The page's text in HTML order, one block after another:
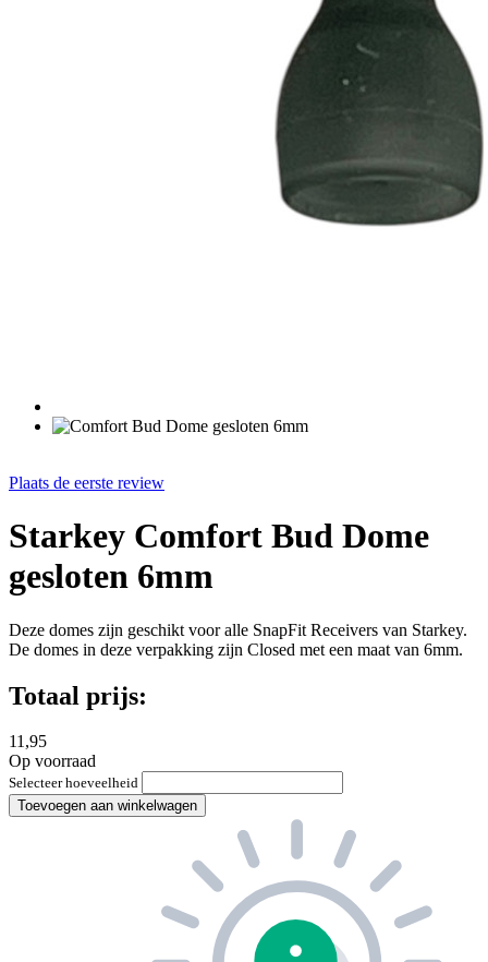
Plaats de eerste review
Starkey Comfort Bud Dome
gesloten 6mm
Deze domes zijn geschikt voor alle SnapFit Receivers van Starkey.
De domes in deze verpakking zijn Closed met een maat van 6mm.
Totaal prijs:
11,95
Op voorraad
Selecteer hoeveelheid
Toevoegen aan winkelwagen